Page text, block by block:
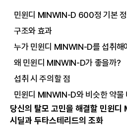
민윈디 MINWIN-D 600정 기본
구조와 효과
누가 민윈디 MINWIN-D를 섭취해
왜 민윈디 MINWIN-D가 좋을까?
섭취 시 주의할 점
민윈디 MINWIN-D와 비슷한 약물
당신의 탈모 고민을 해결할 민윈
시딜과 두타스테리드의 조화